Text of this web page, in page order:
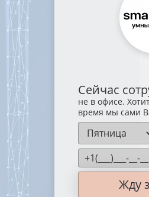
Сейчас
не в офисе.
время мы сами
Жду